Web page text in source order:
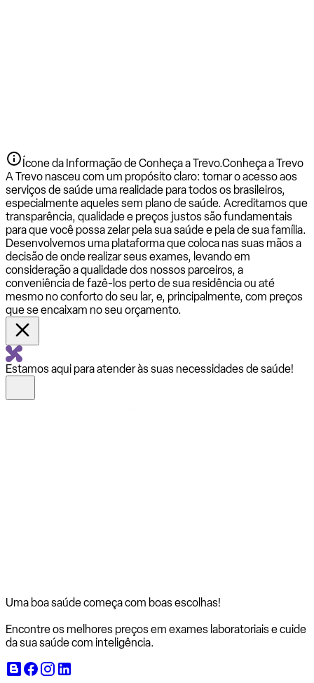
Ícone da Informação de Conheça a Trevo.Conheça a Trevo
A Trevo nasceu com um propósito claro: tornar o acesso aos
serviços de saúde uma realidade para todos os brasileiros,
especialmente aqueles sem plano de saúde. Acreditamos que
transparência, qualidade e preços justos são fundamentais
para que você possa zelar pela sua saúde e pela de sua família.
Desenvolvemos uma plataforma que coloca nas suas mãos a
decisão de onde realizar seus exames, levando em
consideração a qualidade dos nossos parceiros, a
conveniência de fazê-los perto de sua residência ou até
mesmo no conforto do seu lar, e, principalmente, com preços
que se encaixam no seu orçamento.
Estamos aqui para atender às suas necessidades de saúde!
Uma boa saúde começa com boas escolhas!
Encontre os melhores preços em exames laboratoriais e cuide
da sua saúde com inteligência.